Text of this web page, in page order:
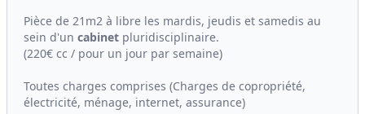
Pièce de 21m2 à libre les mardis, jeudis et samedis au
sein d'un cabinet pluridisciplinaire.
(220€ cc / pour un jour par semaine)
Toutes charges comprises (Charges de copropriété,
électricité, ménage, internet, assurance)